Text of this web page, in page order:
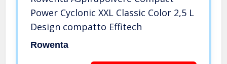
Power Cyclonic XXL Classic Color 2,5 L
Design compatto Effitech
Rowenta